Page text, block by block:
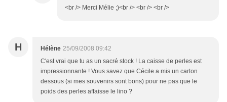
<br /> Merci Mélie ;)<br /> <br /> <br />
H Hélène 25/09/2008 09:42
C'est vrai que tu as un sacré stock ! La caisse de perles est
impressionnante ! Vous savez que Cécile a mis un carton
dessous (si mes souvenirs sont bons) pour ne pas que le
poids des perles affaisse le lino ?